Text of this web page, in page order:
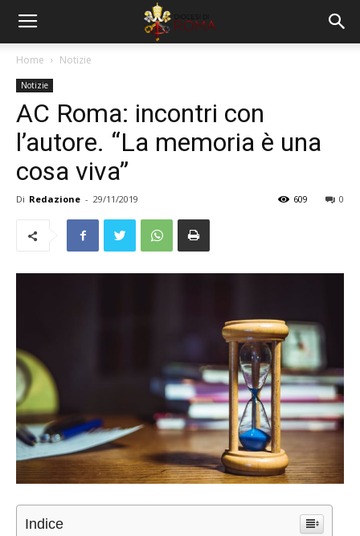
Home Notizie
Notizie
AC Roma: incontri con
l’autore. “La memoria è una
cosa viva”
Di Redazione - 29/11/2019 0
609
Indice